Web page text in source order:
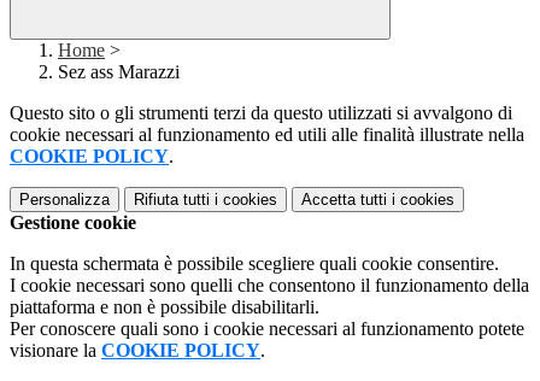
Home >
Sez ass Marazzi
Questo sito o gli strumenti terzi da questo utilizzati si avvalgono di
cookie necessari al funzionamento ed utili alle finalità illustrate nella
COOKIE POLICY.
Personalizza Rifiuta tutti i cookies Accetta tutti i cookies
Gestione cookie
In questa schermata è possibile scegliere quali cookie consentire.
I cookie necessari sono quelli che consentono il funzionamento della
piattaforma e non è possibile disabilitarli.
Per conoscere quali sono i cookie necessari al funzionamento potete
visionare la COOKIE POLICY.